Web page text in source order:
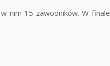
nim 15 zawodników. W finale